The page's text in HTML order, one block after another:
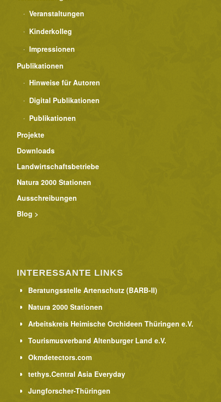
Veranstaltungen
Kinderkolleg
Impressionen
Publikationen
Hinweise für Autoren
Digital Publikationen
Publikationen
Projekte
Downloads
Landwirtschaftsbetriebe
Natura 2000 Stationen
Ausschreibungen
Blog >
INTERESSANTE LINKS
Beratungsstelle Artenschutz (BARB-II)
Natura 2000 Stationen
Arbeitskreis Heimische Orchideen Thüringen e.V.
Tourismusverband Altenburger Land e.V.
Okmdetectors.com
tethys.Central Asia Everyday
Jungforscher-Thüringen